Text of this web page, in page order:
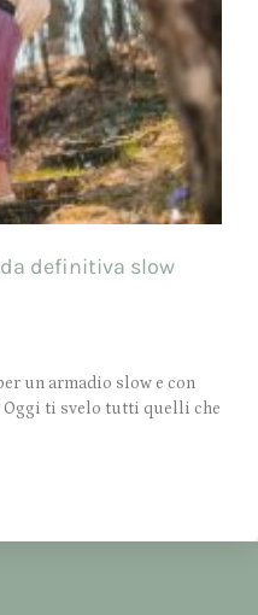
definitiva slow
un armadio slow e con
Oggi ti svelo tutti quelli che